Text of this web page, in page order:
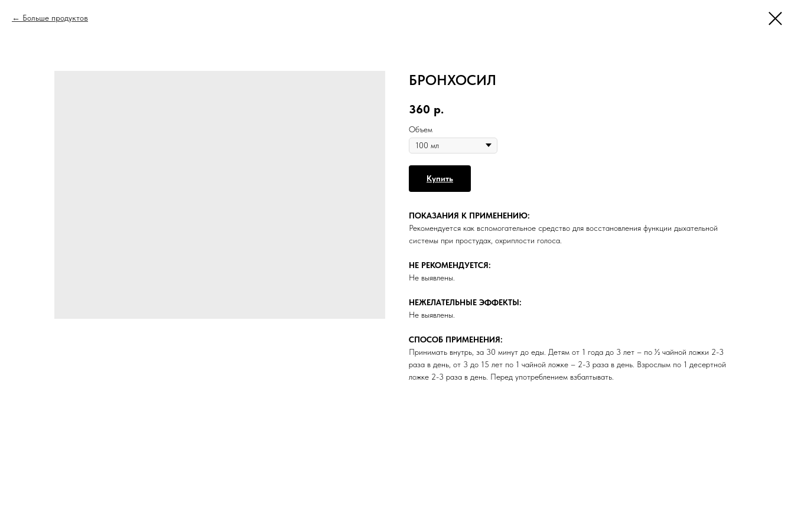
Больше продуктов
БРОНХОСИЛ
360 р.
Объем
Купить
ПОКАЗАНИЯ К ПРИМЕНЕНИЮ:
Рекомендуется как вспомогательное средство для восстановления функции дыхательной
системы при простудах, охриплости голоса.
НЕ РЕКОМЕНДУЕТСЯ:
Не выявлены.
НЕЖЕЛАТЕЛЬНЫЕ ЭФФЕКТЫ:
Не выявлены.
СПОСОБ ПРИМЕНЕНИЯ:
Принимать внутрь, за 30 минут до еды. Детям от 1 года до 3 лет – по ½ чайной ложки 2-3
раза в день, от 3 до 15 лет по 1 чайной ложке – 2-3 раза в день. Взрослым по 1 десертной
ложке 2-3 раза в день. Перед употреблением взбалтывать.